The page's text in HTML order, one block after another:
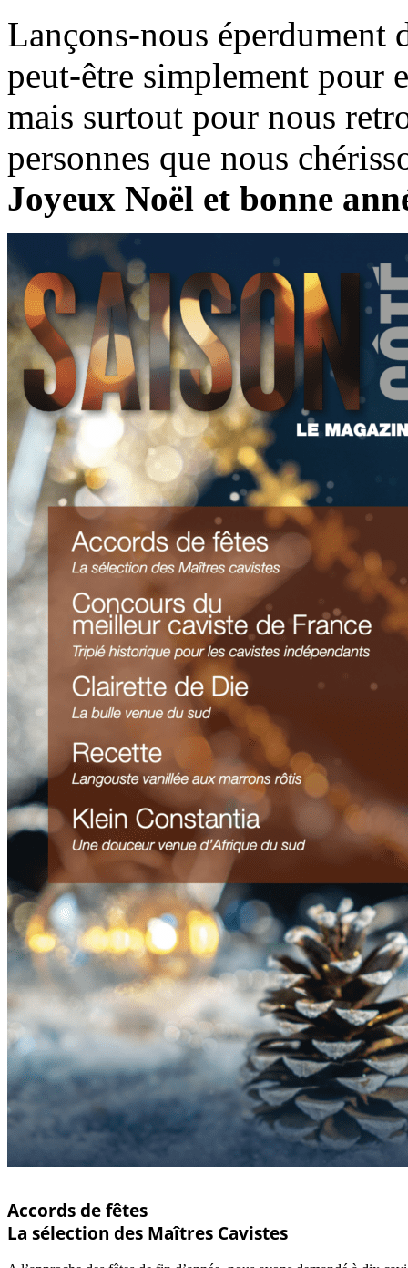
Lançons-nous éperdument
peut-être simplement pour
mais surtout pour nous
personnes que nous
Joyeux Noël et bonne
Accords de fêtes
La sélection des Maîtres Cavistes